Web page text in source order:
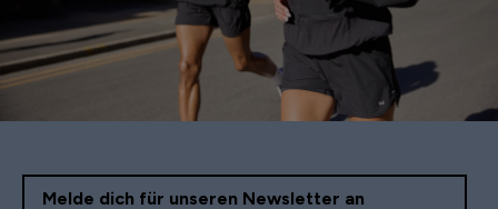
Melde dich für unseren Newsletter an